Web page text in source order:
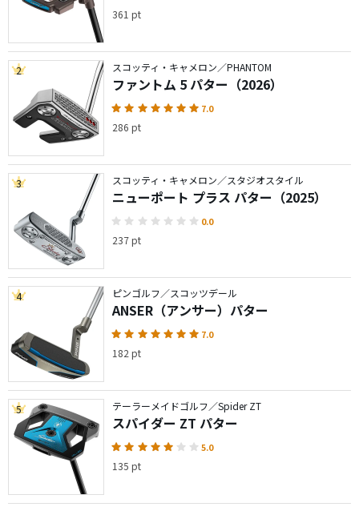
361 pt
2 スコッティ・キャメロン／PHANTOM
ファントム 5 パター（2026）
7.0
286 pt
3 スコッティ・キャメロン／スタジオスタイル
ニューポート プラス パター（2025）
0.0
237 pt
4 ピンゴルフ／スコッツデール
ANSER（アンサー）パター
7.0
182 pt
5 テーラーメイドゴルフ／Spider ZT
スパイダー ZT パター
5.0
135 pt